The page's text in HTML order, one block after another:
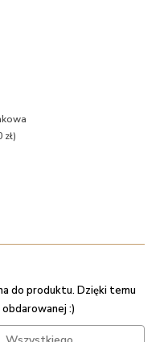
zł)
do produktu. Dzięki temu
:)